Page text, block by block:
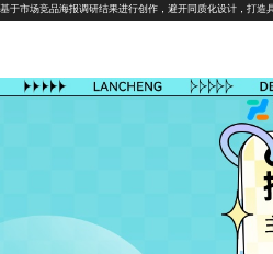
基于市场竞品海报调研结果进行创作，避开同质化设计，打造